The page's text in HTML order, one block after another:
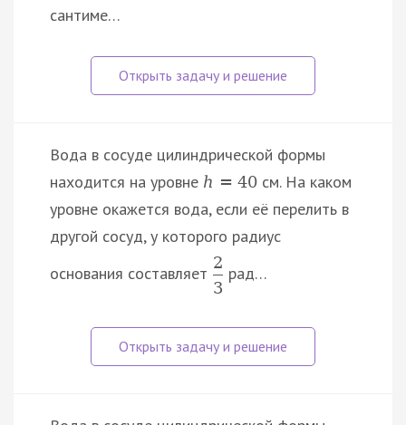
сантиме…
Вода в сосуде цилиндрической формы
находится на уровне h = 40 см. На каком
уровне окажется вода, если её перелить в
другой сосуд, у которого радиус
основания составляет
2
3
рад…